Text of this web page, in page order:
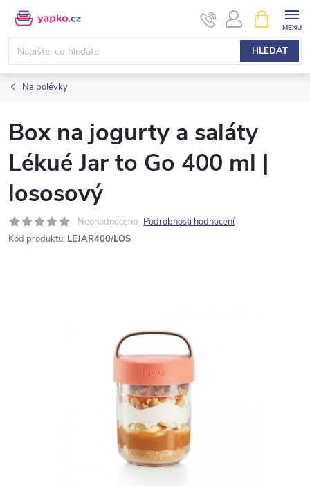
Přejít
obsah
HLEDAT
NÁKUPNÍ
KOŠÍK
Na polévky
Box na jogurty a saláty
Lékué Jar to Go 400 ml |
lososový
Neohodnoceno Podrobnosti hodnocení
Kód produktu: LEJAR400/LOS